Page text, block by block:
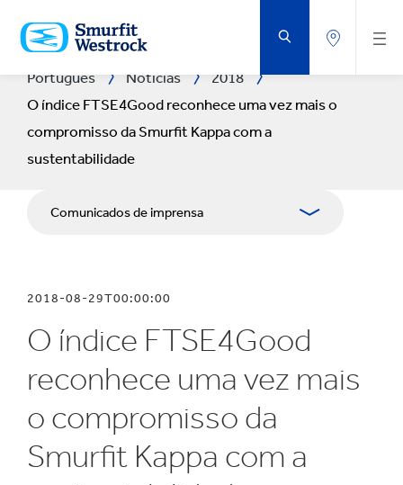
AO
CONTEÚDO
PRINCIPAL
Português Notícias
2018
O índice FTSE4Good reconhece uma vez mais o
compromisso da Smurfit Kappa com a
sustentabilidade
Comunicados de imprensa
Recursos para comunicação social
Blogue
2018-08-29T00:00:00
O índice FTSE4Good
reconhece uma vez mais
o compromisso da
Smurfit Kappa com a